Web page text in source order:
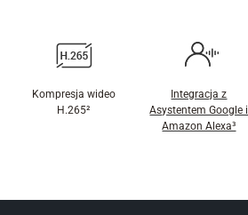
Kompresja wideo
H.265²
Integracja z
Asystentem Google i
Amazon Alexa³